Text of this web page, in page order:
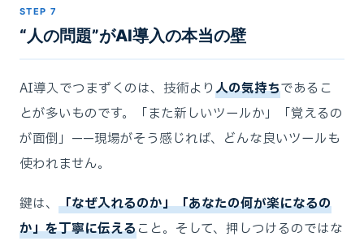
STEP 7
“人の問題”がAI導入の本当の壁
AI導入でつまずくのは、技術より人の気持ちであるこ
とが多いものです。「また新しいツールか」「覚えるの
が面倒」——現場がそう感じれば、どんな良いツールも
使われません。
鍵は、 「なぜ入れるのか」「あなたの何が楽になるの
か」を丁寧に伝えること。そして、押しつけるのではな